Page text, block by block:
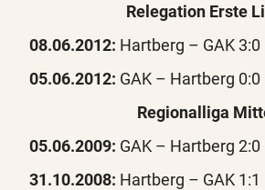
Relegation Erste
08.06.2012: Hartberg – GAK 3:0
05.06.2012: GAK – Hartberg 0:0
Regionalliga
05.06.2009: GAK – Hartberg 2:0
31.10.2008: Hartberg – GAK 1:1